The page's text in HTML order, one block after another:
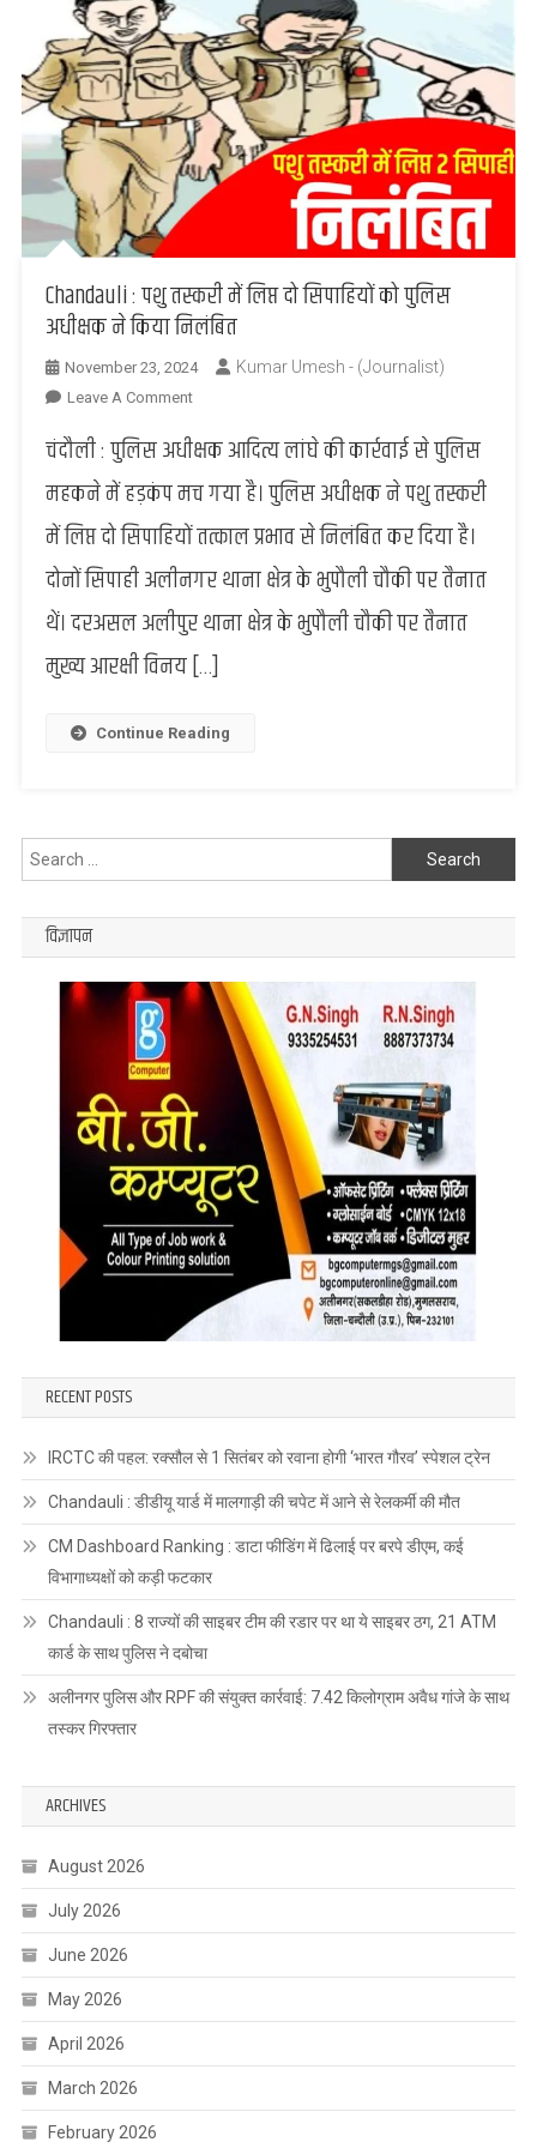
Chandauli : पशु तस्करी में लिप्त दो सिपाहियों को पुलिस
अधीक्षक ने किया निलंबित
November 23, 2024 Kumar Umesh - (Journalist)
Leave A CommentOn
:
तस्करी
में
दो
सिपाहियों
पुलिस
ने
चंदौली : पुलिस अधीक्षक आदित्य लांघे की कार्रवाई से पुलिस
महकने में हड़कंप मच गया है। पुलिस अधीक्षक ने पशु तस्करी
में लिप्त दो सिपाहियों तत्काल प्रभाव से निलंबित कर दिया है।
दोनों सिपाही अलीनगर थाना क्षेत्र के भुपौली चौकी पर तैनात
थें। दरअसल अलीपुर थाना क्षेत्र के भुपौली चौकी पर तैनात
मुख्य आरक्षी विनय […]
Continue Reading
Search
for:
विज्ञापन
RECENT POSTS
IRCTC की पहल: रक्सौल से 1 सितंबर को रवाना होगी ‘भारत गौरव’ स्पेशल ट्रेन
Chandauli : डीडीयू यार्ड में मालगाड़ी की चपेट में आने से रेलकर्मी की मौत
CM Dashboard Ranking : डाटा फीडिंग में ढिलाई पर बरपे डीएम, कई
विभागाध्यक्षों को कड़ी फटकार
Chandauli : 8 राज्यों की साइबर टीम की रडार पर था ये साइबर ठग, 21 ATM
कार्ड के साथ पुलिस ने दबोचा
अलीनगर पुलिस और RPF की संयुक्त कार्रवाई: 7.42 किलोग्राम अवैध गांजे के साथ
तस्कर गिरफ्तार
ARCHIVES
August 2026
July 2026
June 2026
May 2026
April 2026
March 2026
February 2026